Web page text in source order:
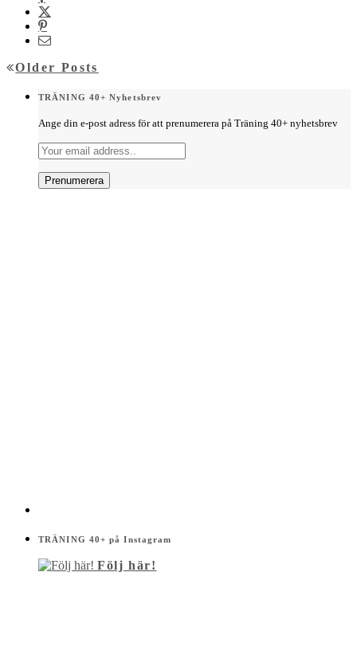
Older Posts
TRÄNING 40+ Nyhetsbrev
Ange din e-post adress för att prenumerera på Träning 40+ nyhetsbrev
TRÄNING 40+ på Instagram
Följ här!